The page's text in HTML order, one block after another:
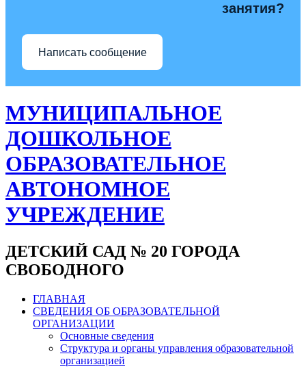
занятия?
Написать сообщение
МУНИЦИПАЛЬНОЕ
ДОШКОЛЬНОЕ
ОБРАЗОВАТЕЛЬНОЕ
АВТОНОМНОЕ
УЧРЕЖДЕНИЕ
ДЕТСКИЙ САД № 20 ГОРОДА
СВОБОДНОГО
ГЛАВНАЯ
СВЕДЕНИЯ ОБ ОБРАЗОВАТЕЛЬНОЙ
ОРГАНИЗАЦИИ
Основные сведения
Структура и органы управления образовательной
организацией